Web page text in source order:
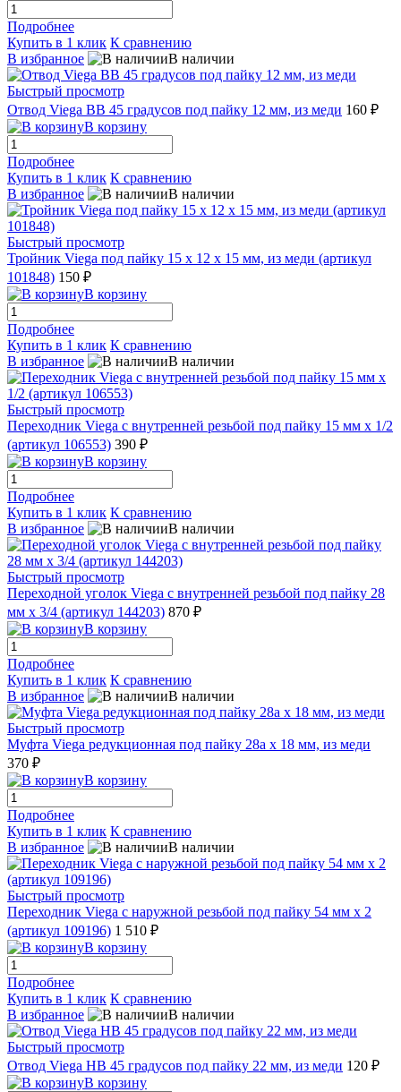
Подробнее
Купить в 1 клик К сравнению
В избранное
В наличии
Быстрый просмотр
Отвод Viega ВВ 45 градусов под пайку 12 мм, из меди 160 ₽
В корзину
Подробнее
Купить в 1 клик К сравнению
В избранное
В наличии
Быстрый просмотр
Тройник Viega под пайку 15 x 12 x 15 мм, из меди (артикул
101848) 150 ₽
В корзину
Подробнее
Купить в 1 клик К сравнению
В избранное
В наличии
Быстрый просмотр
Переходник Viega с внутренней резьбой под пайку 15 мм х 1/2
(артикул 106553) 390 ₽
В корзину
Подробнее
Купить в 1 клик К сравнению
В избранное
В наличии
Быстрый просмотр
Переходной уголок Viega с внутренней резьбой под пайку 28
мм х 3/4 (артикул 144203) 870 ₽
В корзину
Подробнее
Купить в 1 клик К сравнению
В избранное
В наличии
Быстрый просмотр
Муфта Viega редукционная под пайку 28a х 18 мм, из меди
370 ₽
В корзину
Подробнее
Купить в 1 клик К сравнению
В избранное
В наличии
Быстрый просмотр
Переходник Viega с наружной резьбой под пайку 54 мм х 2
(артикул 109196) 1 510 ₽
В корзину
Подробнее
Купить в 1 клик К сравнению
В избранное
В наличии
Быстрый просмотр
Отвод Viega НВ 45 градусов под пайку 22 мм, из меди 120 ₽
В корзину